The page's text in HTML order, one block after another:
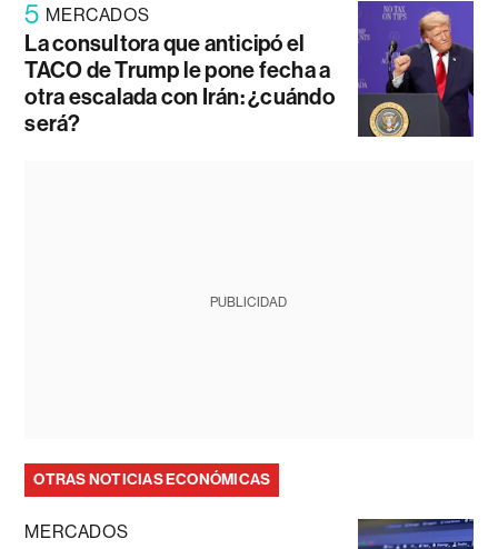
5 MERCADOS
La consultora que anticipó el
TACO de Trump le pone fecha a
otra escalada con Irán: ¿cuándo
será?
PUBLICIDAD
OTRAS NOTICIAS ECONÓMICAS
MERCADOS